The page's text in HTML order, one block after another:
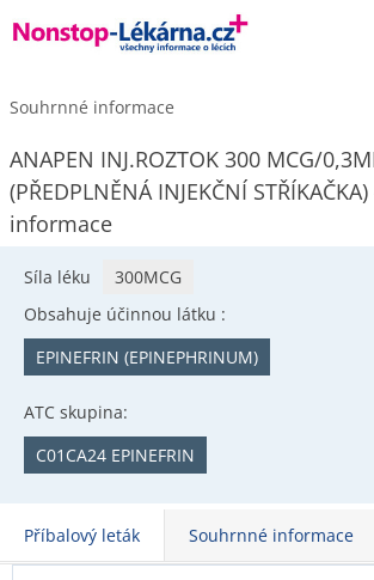
Souhrnné informace
ANAPEN INJ.ROZTOK 300 MCG/
(PŘEDPLNĚNÁ INJEKČNÍ
informace
Síla léku
300MCG
Obsahuje účinnou látku :
EPINEFRIN (EPINEPHRINUM)
ATC skupina:
C01CA24 EPINEFRIN
Příbalový leták Souhrnné informace